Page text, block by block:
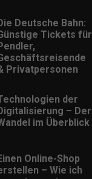
Deutsche Bahn:
Tickets für
Privatpersonen
der
– Der
im Überblick
Online-Shop
– Wie ich